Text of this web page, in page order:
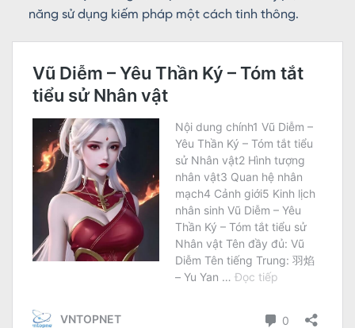
năng sử dụng kiếm pháp một cách tinh thông.